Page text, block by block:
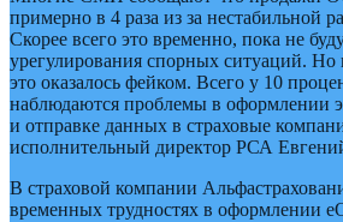
примерно в 4 раза из за нестабильной
Скорее всего это временно, пока не
урегулирования спорных ситуаций. Но
это оказалось фейком. Всего у 10
наблюдаются проблемы в оформлении
и отправке данных в страховые
исполнительный директор РСА
В страховой компании
временных трудностях в оформлении